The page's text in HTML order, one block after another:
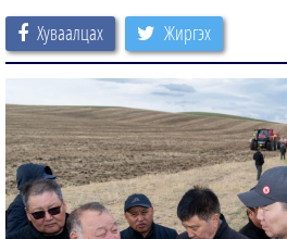
Хуваалцах Жиргэх